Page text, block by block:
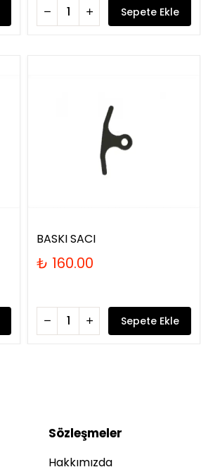
Sepete Ekle
BASKI SACI
₺ 160.00
Sepete Ekle
Sözleşmeler
Hakkımızda